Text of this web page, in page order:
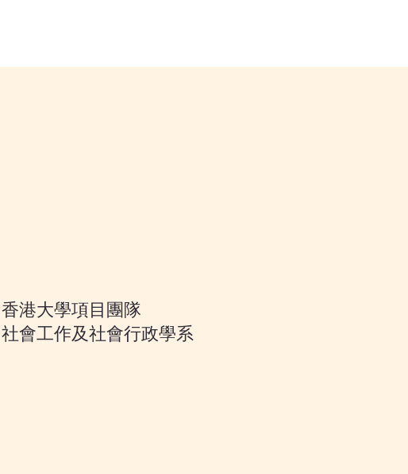
香港大學項目團隊
社會工作及社會行政學系